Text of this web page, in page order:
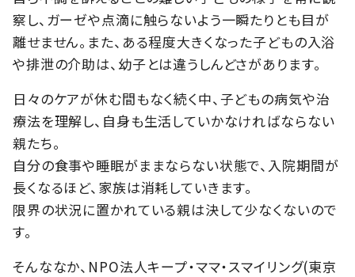
察し、ガーゼや点滴に触らないよう一瞬たりとも目が
離せません。また、ある程度大きくなった子どもの入浴
や排泄の介助は、幼子とは違うしんどさがあります。
日々のケアが休む間もなく続く中、子どもの病気や治
療法を理解し、自身も生活していかなければならない
親たち。
自分の食事や睡眠がままならない状態で、入院期間が
長くなるほど、家族は消耗していきます。
限界の状況に置かれている親は決して少なくないので
す。
そんななか、NPO法人キープ・ママ・スマイリング(東京